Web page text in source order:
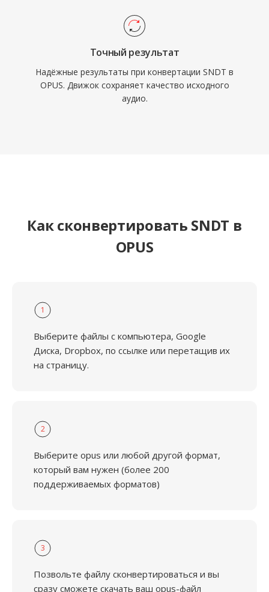
Точный результат
Надёжные результаты при конвертации SNDT в
OPUS. Движок сохраняет качество исходного
аудио.
Как сконвертировать SNDT в
OPUS
1
Выберите файлы с компьютера, Google
Диска, Dropbox, по ссылке или перетащив их
на страницу.
2
Выберите opus или любой другой формат,
который вам нужен (более 200
поддерживаемых форматов)
3
Позвольте файлу сконвертироваться и вы
сразу сможете скачать ваш opus-файл